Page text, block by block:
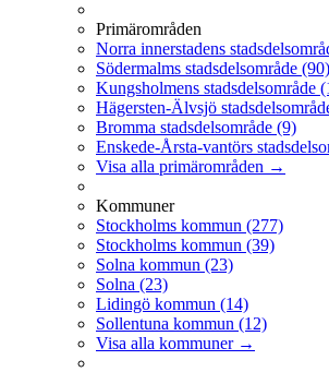
Primärområden
Norra innerstadens
Södermalms stadsdelsområde (90)
Kungsholmens stadsdelsområde
Hägersten-Älvsjö
Bromma stadsdelsområde (9)
Enskede-Årsta-vantörs
Visa alla primärområden →
Kommuner
Stockholms kommun (277)
Stockholms kommun (39)
Solna kommun (23)
Solna (23)
Lidingö kommun (14)
Sollentuna kommun (12)
Visa alla kommuner →